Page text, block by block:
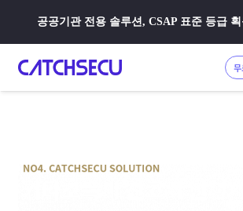
공공기관 전용 솔루션, CSAP 표준 등급